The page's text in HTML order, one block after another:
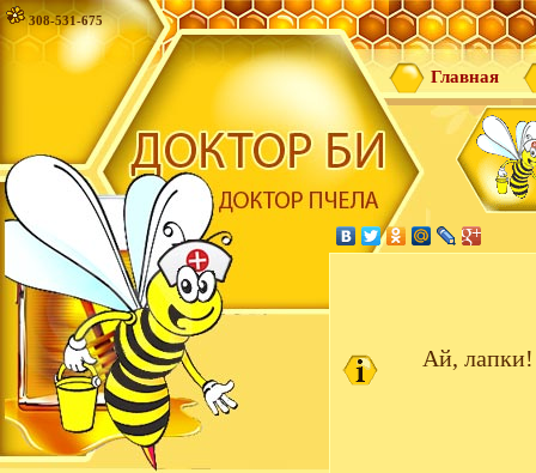
308-531-675
Главная
Ай,